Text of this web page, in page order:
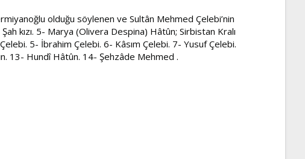
olduğu söylenen ve Sultân Mehmed Çelebi’nin
kızı. 5- Marya (Olivera Despina) Hâtûn; Sirbistan Kralı
5- İbrahim Çelebi. 6- Kâsım Çelebi. 7- Yusuf Çelebi.
13- Hundî Hâtûn. 14- Şehzâde Mehmed .